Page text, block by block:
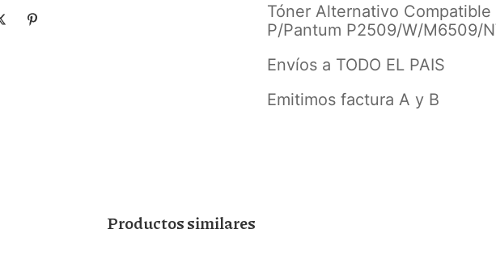
Tóner Alternativo Compatible
P/Pantum P2509/W/M6509/
Envíos a TODO EL PAIS
Emitimos factura A y B
Productos similares